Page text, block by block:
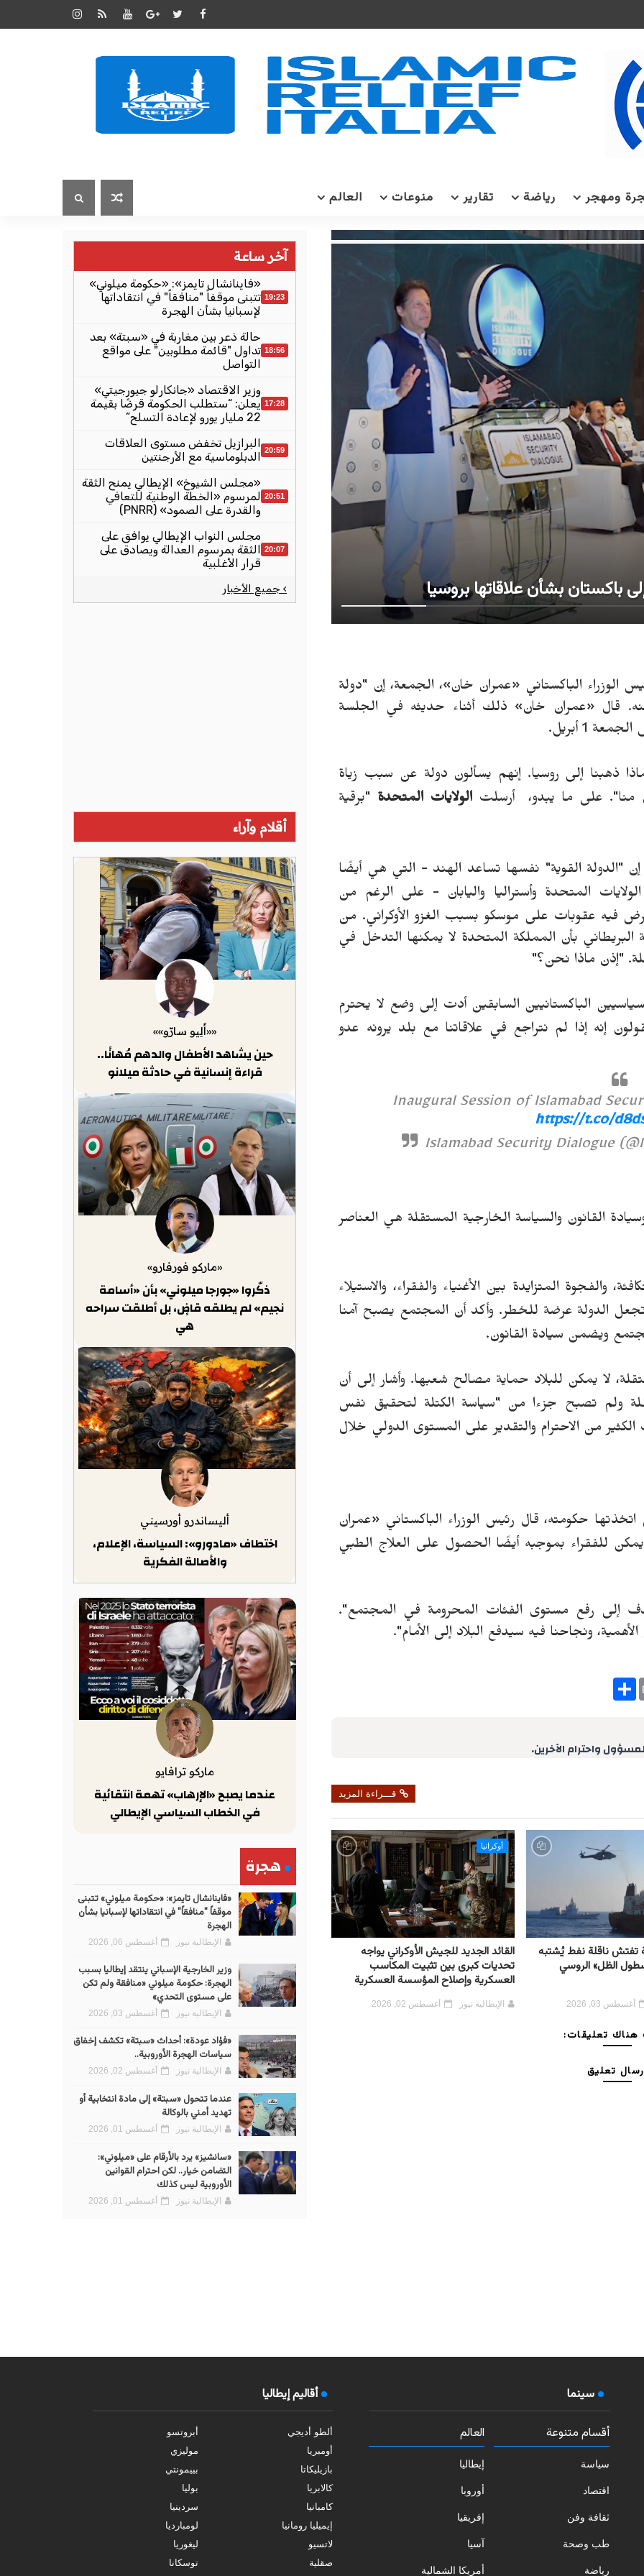
ومهجر رياضة تقارير منوعات العالم
باكستان بشأن علاقاتها بروسيا
السبت 2 أبريل 2022 - قال رئيس الوزراء الباكستاني «عمران خان»، الجمعة، إن "دولة
قال «عمران خان» ذلك أثناء حديثه في الجلسة
1 أبريل.
ذهبنا إلى روسيا. إنهم يسألون دولة عن سبب زياة
منا". على ما يبدو، أرسلت الولايات المتحدة "برقية
إن "الدولة القوية" نفسها تساعد الهند - التي هي أيضًا
المتحدة وأستراليا واليابان - على الرغم من
فيه عقوبات على موسكو بسبب الغزو الأوكراني. من
البريطاني بأن المملكة المتحدة لا يمكنها التدخل في
"إذن ماذا نحن؟"
الباكستانيين السابقين أدت إلى وضع لا يحترم
إنه إذا لم نتراجع في علاقاتنا مع بلد يرونه عدو
Inaugural Session of Islamabad
https://t.co/
القانون والسياسة الخارجية المستقلة هي العناصر
والفجوة المتزايدة بين الأغنياء والفقراء، والاستيلاء
الدولة عرضة للخطر. وأكد أن المجتمع يصبح آمنا
ويضمن سيادة القانون.
لا يمكن للبلاد حماية مصالح شعبها. وأشار إلى أن
ولم تصبح جزءا من "سياسة الكتلة لتحقيق نفس
من الاحترام والتقدير على المستوى الدولي خلال
حكومته، قال رئيس الوزراء الباكستاني «عمران
للفقراء بموجبه أيضًا الحصول على العلاج الطبي
إلى رفع مستوى الفئات المحرومة في المجتمع".
ونجاحنا فيه سيدفع البلاد إلى الأمام".
S
واحترام الآخرين.
قـــراءة المزيد
تفتش ناقلة نفط يُشتبه
الظل» الروسي
أغسطس 03, 2026
أوكرانيا
القائد الجديد للجيش الأوكراني يواجه
تحديات كبرى بين تثبيت المكاسب
العسكرية وإصلاح المؤسسة العسكرية
الإيطالية نيوز أغسطس 02, 2026
تعليقات:
تعليق
آخر ساعة
19:23
«فاينانشال تايمز»: «حكومة ميلوني»
تتبنى موقفاً "منافقاً" في انتقاداتها
لإسبانيا بشأن الهجرة
18:56
حالة ذعر بين مغاربة في «سبتة» بعد
تداول "قائمة مطلوبين" على مواقع
التواصل
17:28
وزير الاقتصاد «جانكارلو جيورجيتي»
يعلن: “ستطلب الحكومة قرضًا بقيمة
22 مليار يورو لإعادة التسلح”
20:59 البرازيل تخفض مستوى العلاقات
الدبلوماسية مع الأرجنتين
20:51
«مجلس الشيوخ» الإيطالي يمنح الثقة
لمرسوم «الخطة الوطنية للتعافي
والقدرة على الصمود» (PNRR)
20:07
مجلس النواب الإيطالي يوافق على
الثقة بمرسوم العدالة ويصادق على
قرار الأغلبية
› جميع الأخبار
أقلام وآراء
««أَلِيو سارّو»»
حين يشاهد الأطفال والدهم مُهانًا..
قراءة إنسانية في حادثة ميلانو
«ماركو فورفارو»
ذكّروا «جورجا ميلوني» بأن «أسامة
نجيم» لم يطلقه قاضٍ، بل أطلقت سراحه
هي
أليساندرو أورسيني
اختطاف «مادورو»: السياسة، الإعلام،
والأصالة الفكرية
ماركو ترافايو
عندما يصبح «الإرهاب» تهمة انتقائية
في الخطاب السياسي الإيطالي
هجرة
«فاينانشال تايمز»: «حكومة ميلوني» تتبنى
موقفاً "منافقاً" في انتقاداتها لإسبانيا بشأن
الهجرة
الإيطالية نيوز أغسطس 06, 2026
وزير الخارجية الإسباني ينتقد إيطاليا بسبب
الهجرة: حكومة ميلوني «منافقة ولم تكن
على مستوى التحدي»
الإيطالية نيوز أغسطس 03, 2026
«فؤاد عودة»: أحداث «سبتة» تكشف إخفاق
سياسات الهجرة الأوروبية..
الإيطالية نيوز أغسطس 02, 2026
عندما تتحول «سبتة» إلى مادة انتخابية أو
تهديد أمني بالوكالة
الإيطالية نيوز أغسطس 01, 2026
«سانشيز» يرد بالأرقام على «ميلوني»:
التضامن خيار.. لكن احترام القوانين
الأوروبية ليس كذلك
الإيطالية نيوز أغسطس 01, 2026
سينما
أقسام متنوعة
سياسة
اقتصاد
ثقافة وفن
طب وصحة
رياضة
العالم
إيطاليا
أوروبا
إفريقيا
آسيا
أمريكا الشمالية
أقاليم إيطاليا
ألطو أديجي
أبروتسو
أومبريا
موليزي
بازيليكاتا
بييمونتي
كالابريا
بوليا
كامبانيا
سردينيا
إيميليا رومانيا
لومبارديا
لاتسيو
ليغوريا
صقلية
توسكانا